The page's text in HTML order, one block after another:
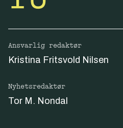
Ansvarlig redaktør
Kristina Fritsvold Nilsen
Nyhetsredaktør
Tor M. Nondal